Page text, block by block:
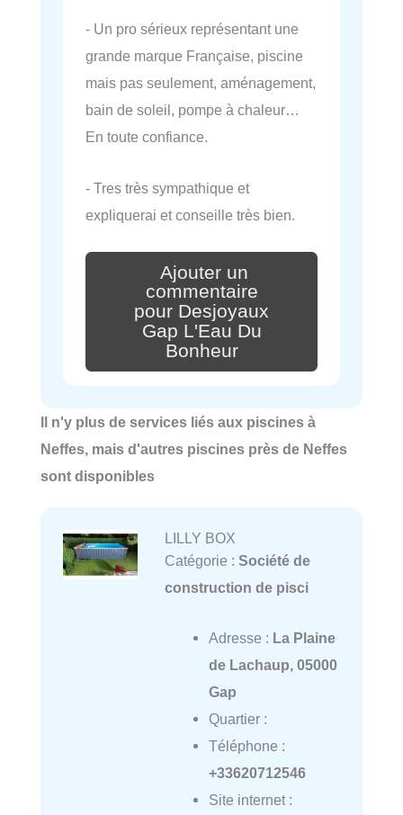
- Un pro sérieux représentant une
grande marque Française, piscine
mais pas seulement, aménagement,
bain de soleil, pompe à chaleur…
En toute confiance.
- Tres très sympathique et
expliquerai et conseille très bien.
Ajouter un
commentaire
pour Desjoyaux
Gap L'Eau Du
Bonheur
Il n'y plus de services liés aux piscines à
Neffes, mais d'autres piscines près de Neffes
sont disponibles
LILLY BOX
Catégorie : Société de
construction de pisci
Adresse : La Plaine
de Lachaup, 05000
Gap
Quartier :
Téléphone :
+33620712546
Site internet :